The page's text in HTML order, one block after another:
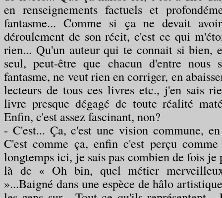
en renseignements factuels et
fantasme... Comme si ça ne devait
déroulement de son récit, c'est ce qui
rien... Qu'un auteur qui te connait si bien,
seul, peut-être que chacun d'entre nous
fantasme, ne veut rien en corriger, en
lecteurs de tous ces livres etc., j'en sais
livre presque dégagé de toute réalité
Enfin, c'est assez fascinant, non?
- C'est... Ça, c'est une vision commune,
C'est comme ça, enfin c'est perçu
longtemps ici, je sais pas combien de fois
là de « Oh bin, quel métier
»...Baigné dans une espèce de hâlo